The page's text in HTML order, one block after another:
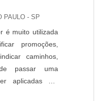
PAULO - SP
é muito utilizada
promoções,
caminhos,
passar uma
aplicadas em
entre outros